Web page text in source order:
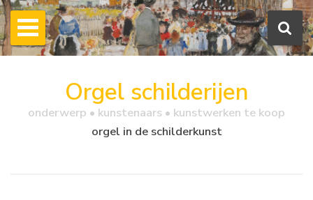
Orgel schilderijen
onderwerp • kunstenaars • kunstwerken te koop
orgel in de schilderkunst